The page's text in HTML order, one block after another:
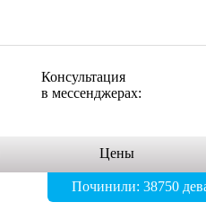
Консультация
в мессенджерах:
Цены
Починили: 38750